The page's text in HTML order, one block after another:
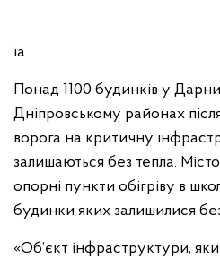
іа
Понад 1100 будинків у
Дніпровському районах
ворога на критичну
залишаються без тепла.
опорні пункти обігріву в
будинки яких залишилися
«Об’єкт інфраструктури,